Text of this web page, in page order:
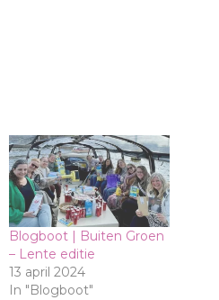
Blogboot | Buiten Groen
– Lente editie
13 april 2024
In "Blogboot"